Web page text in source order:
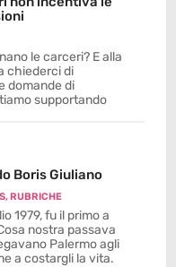
le carceri? E alla
chiederci di
domande di
supportando
Boris Giuliano
,RUBRICHE
1979, fu il primo a
nostra passava
Palermo agli
a costargli la vita.